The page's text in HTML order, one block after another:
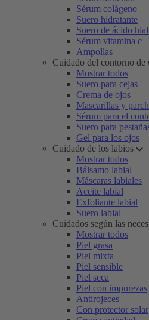
Sérum colágeno
Suero hidratante
Suero de ácido
Sérum vitamina c
Ampollas
Cuidado del contorno de
Mostrar todos
Suero para cejas
Crema de ojos
Mascarillas y
Sérum para el
Suero para
Gel para los ojos
Cuidado de los labios
Mostrar todos
Bálsamo labial
Máscaras labiales
Aceite labial
Exfoliante labial
Suero labial
Cuidados según las
Mostrar todos
Piel grasa
Piel mixta
Piel sensible
Piel seca
Piel con impurezas
Antirojeces
Con protector solar